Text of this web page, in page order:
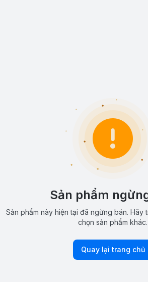
Sản phẩm
Sản phẩm này hiện tại đã ngừng bán. Hãy
chọn sản phẩm khác.
Quay lại trang chủ